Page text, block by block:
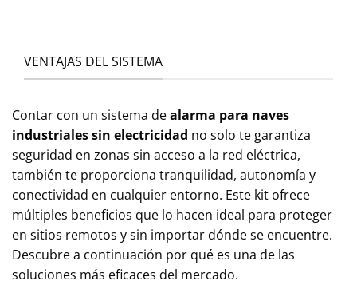
VENTAJAS DEL SISTEMA
Contar con un sistema dealarma para naves
industriales sin electricidad no solo te garantiza
seguridad en zonas sin acceso a la red eléctrica,
también te proporciona tranquilidad, autonomía y
conectividad en cualquier entorno. Este kit ofrece
múltiples beneficios que lo hacen ideal para proteger
en sitios remotos y sin importar dónde se encuentre.
Descubre a continuación por qué es una de las
soluciones más eficaces del mercado.